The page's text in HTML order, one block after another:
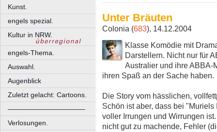
Kunst.
engels spezial.
Kultur in NRW.
engels-Thema.
Auswahl.
Augenblick
Zuletzt gelacht: Cartoons.
––––––––––––––––––––
Verlosungen.
Unter Bräuten
Colonia (683), 14.12.2004
Klasse Komödie mit
Darstellern. Nicht nur für
Australier und ihre ABBA-
ihren Spaß an der Sache haben.
Die Story vom hässlichen,
Schön ist aber, dass bei
voller Irrungen und Wirrungen
nicht gut zu machende, Fehler